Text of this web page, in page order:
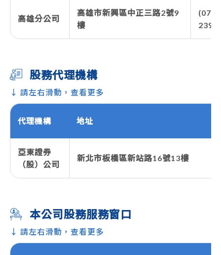
高雄分公司
高雄市新興區中正三路2號9
樓
2398
股務代理機構
↓ 請左右滑動，查看更多
代理機構 地址
亞東證券
（股）公司
新北市板橋區新站路16號13樓
本公司股務服務窗口
↓ 請左右滑動，查看更多